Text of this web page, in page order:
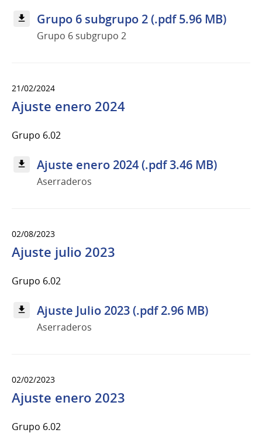
Grupo 6 subgrupo 2 (.pdf 5.96 MB)
Grupo 6 subgrupo 2
21/02/2024
Ajuste enero 2024
Grupo 6.02
Ajuste enero 2024 (.pdf 3.46 MB)
Aserraderos
02/08/2023
Ajuste julio 2023
Grupo 6.02
Ajuste Julio 2023 (.pdf 2.96 MB)
Aserraderos
02/02/2023
Ajuste enero 2023
Grupo 6.02